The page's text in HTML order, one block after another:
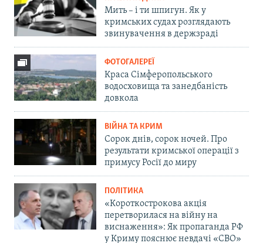
Мить – і ти шпигун. Як у
кримських судах розглядають
звинувачення в держзраді
ФОТОГАЛЕРЕЇ
Краса Сімферопольського
водосховища та занедбаність
довкола
ВІЙНА ТА КРИМ
Сорок днів, сорок ночей. Про
результати кримської операції з
примусу Росії до миру
ПОЛІТИКА
«Короткострокова акція
перетворилася на війну на
виснаження»: Як пропаганда РФ
у Криму пояснює невдачі «СВО»